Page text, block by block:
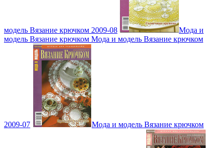
модель Вязание крючком 2009-08
Мода и
модель Вязание крючком Мода и модель Вязание крючком
2009-07 Мода и модель Вязание крючком